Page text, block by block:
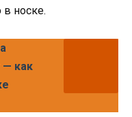
носке.
— как